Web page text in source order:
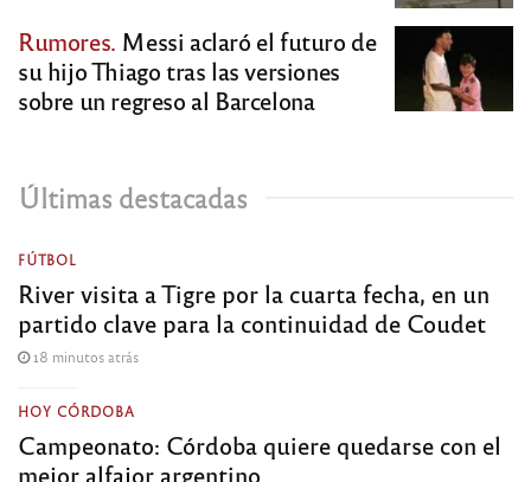
Rumores. Messi aclaró el futuro de
su hijo Thiago tras las versiones
sobre un regreso al Barcelona
Últimas destacadas
FÚTBOL
River visita a Tigre por la cuarta fecha, en un
partido clave para la continuidad de Coudet
18 minutos atrás
HOY CÓRDOBA
Campeonato: Córdoba quiere quedarse con el
mejor alfajor argentino